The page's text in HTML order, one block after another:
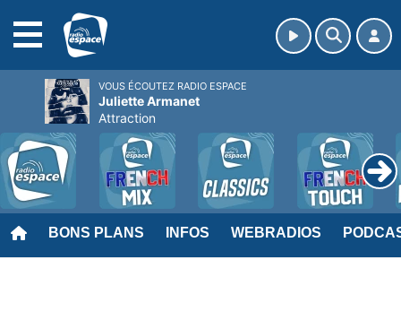
BONS PLANS INFOS WEBRADIOS
VOUS ÉCOUTEZ RADIO ESPACE
Juliette Armanet
Attraction